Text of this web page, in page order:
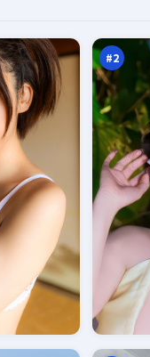
#2
迷
局
零
点
94
万